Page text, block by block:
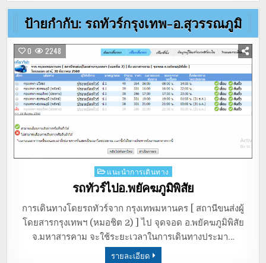
ป้ายกำกับ: รถทัวร์กรุงเทพ-อ.สุวรรณภูมิ
0 2248
Posted
in
แนะนำการเดินทาง
รถทัวร์ไปอ.พยัคฆภูมิพิสัย
การเดินทางโดยรถทัวร์จาก กรุงเทพมหานคร [ สถานีขนส่งผู้
โดยสารกรุงเทพฯ (หมอชิต 2) ] ไป จุดจอด อ.พยัคฆภูมิพิสัย
จ.มหาสารคาม จะใช้ระยะเวลาในการเดินทางประมา…
รายละเอียด